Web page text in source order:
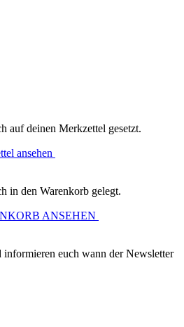
auf deinen Merkzettel gesetzt.
ansehen
in den Warenkorb gelegt.
ANSEHEN
informieren euch wann der Newsletter